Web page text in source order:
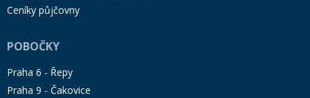
Ceníky půjčovny
POBOČKY
Praha 6 - Řepy
Praha 9 - Čakovice